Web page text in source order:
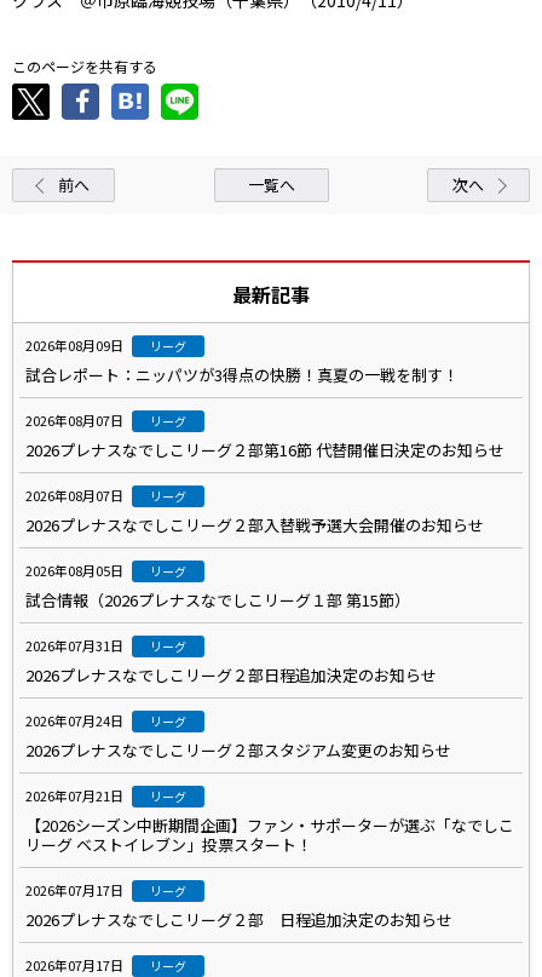
このページを共有する
前へ 一覧へ 次へ
最新記事
2026年08月09日 リーグ
試合レポート：ニッパツが3得点の快勝！真夏の一戦を制す！
2026年08月07日 リーグ
2026プレナスなでしこリーグ２部第16節 代替開催日決定のお知らせ
2026年08月07日 リーグ
2026プレナスなでしこリーグ２部入替戦予選大会開催のお知らせ
2026年08月05日 リーグ
試合情報（2026プレナスなでしこリーグ１部 第15節）
2026年07月31日 リーグ
2026プレナスなでしこリーグ２部日程追加決定のお知らせ
2026年07月24日 リーグ
2026プレナスなでしこリーグ２部スタジアム変更のお知らせ
2026年07月21日 リーグ
【2026シーズン中断期間企画】ファン・サポーターが選ぶ「なでしこ
リーグ ベストイレブン」投票スタート！
2026年07月17日 リーグ
2026プレナスなでしこリーグ２部 日程追加決定のお知らせ
2026年07月17日 リーグ